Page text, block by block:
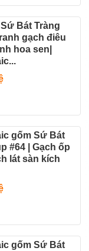
Bát Tràng
gạch điêu
hoa sen|
gốm Sứ Bát
#64 | Gạch ốp
lát sàn kích
gốm Sứ Bát